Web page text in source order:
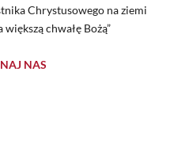
Chrystusowego na ziemi
większą chwałę Bożą”
NAS